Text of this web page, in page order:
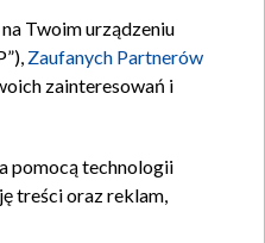
Twoim urządzeniu
Zaufanych Partnerów
zainteresowań i
pomocą technologii
treści oraz reklam,